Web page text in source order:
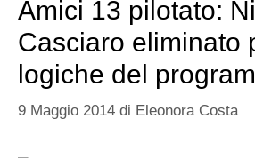
Amici 13 pilotato:
Casciaro eliminato
logiche del
9 Maggio 2014 di Eleonora Costa